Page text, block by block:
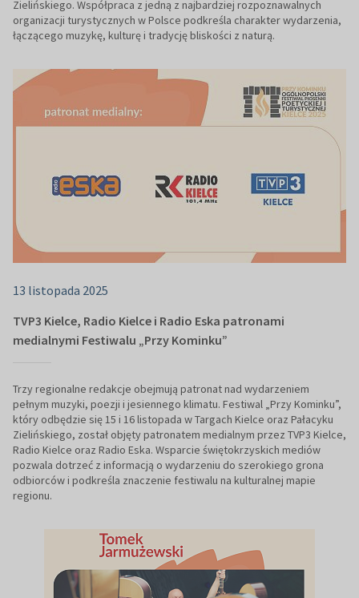
Zielińskiego. Współpraca z jedną z najbardziej rozpoznawalnych
organizacji turystycznych w Polsce podkreśla charakter wydarzenia,
łączącego muzykę, kulturę i tradycję bliskości z naturą.
13 listopada 2025
TVP3 Kielce, Radio Kielce i Radio Eska patronami
medialnymi Festiwalu „Przy Kominku”
Trzy regionalne redakcje obejmują patronat nad wydarzeniem
pełnym muzyki, poezji i jesiennego klimatu. Festiwal „Przy Kominku”,
który odbędzie się 15 i 16 listopada w Targach Kielce oraz Pałacyku
Zielińskiego, został objęty patronatem medialnym przez TVP3 Kielce,
Radio Kielce oraz Radio Eska. Wsparcie świętokrzyskich mediów
pozwala dotrzeć z informacją o wydarzeniu do szerokiego grona
odbiorców i podkreśla znaczenie festiwalu na kulturalnej mapie
regionu.